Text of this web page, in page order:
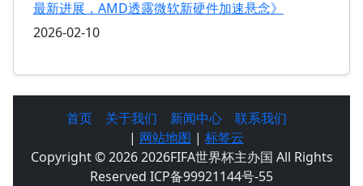
最新进展，AMD透露微软新硬件加速悬念》
2026-02-10
首页 关于我们 新闻中心
联系我们
| 网站地图 | 标签云
Copyright © 2026 2026FIFA世界杯主办国 All Rights
Reserved ICP备99921144号-55